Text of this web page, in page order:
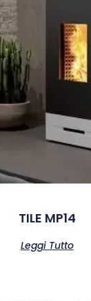
TILE MP14
Leggi Tutto